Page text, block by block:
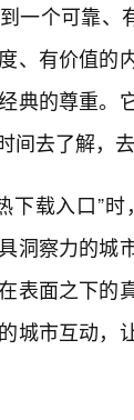
一个可靠、
、有价值的
典的尊重。
去了解，去
下载入口”
洞察力的城
表面之下的
城市互动